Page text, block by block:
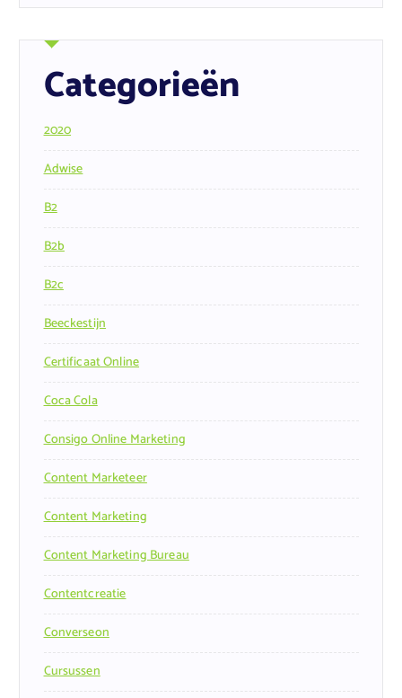
Categorieën
2020
Adwise
B2
B2b
B2c
Beeckestijn
Certificaat Online
Coca Cola
Consigo Online Marketing
Content Marketeer
Content Marketing
Content Marketing Bureau
Contentcreatie
Converseon
Cursussen